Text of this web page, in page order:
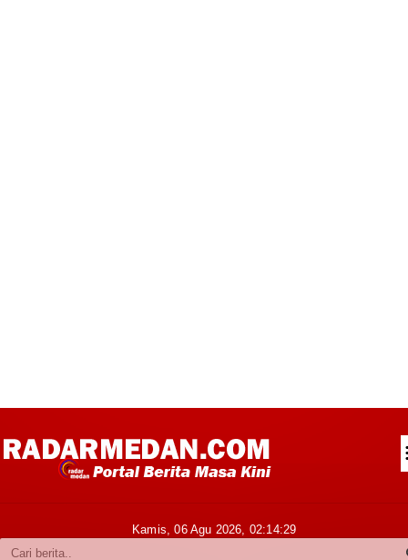
Kabupaten Karo
Kamis, 06 Agu 2026, 02:14:31